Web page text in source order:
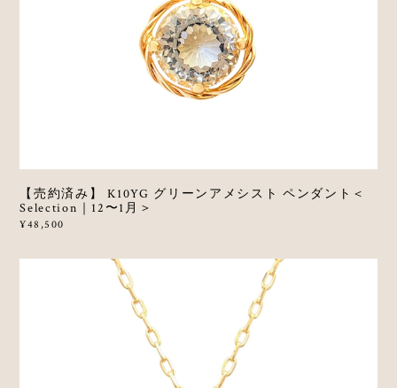
【売約済み】 K10YG グリーンアメシスト ペンダント＜
Selection｜12〜1月＞
¥48,500